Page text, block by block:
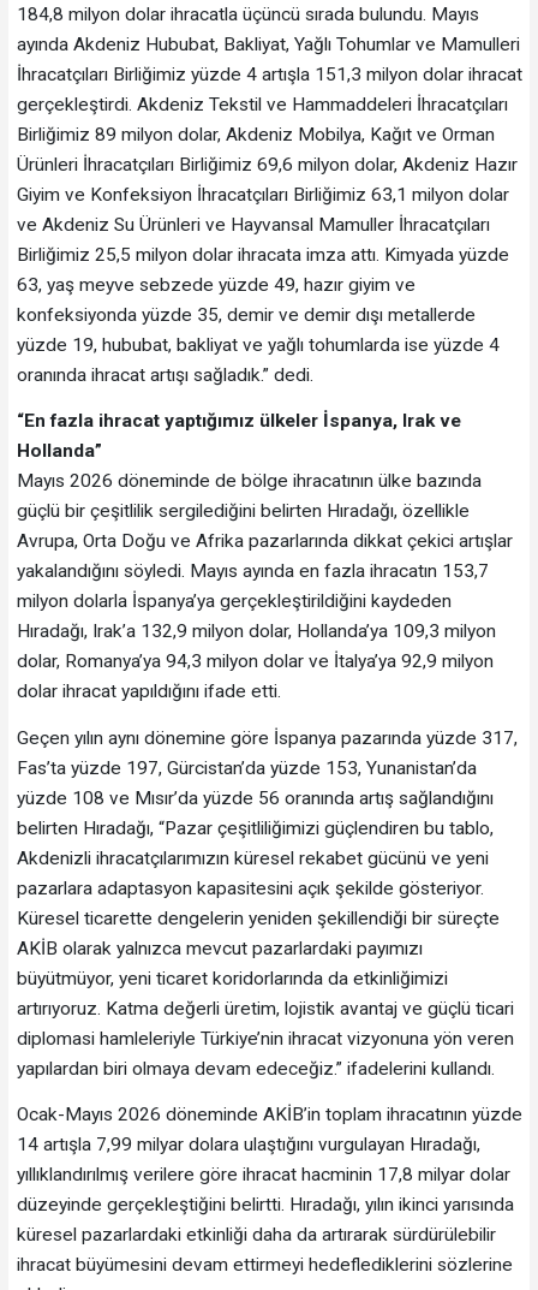
184,8 milyon dolar ihracatla üçüncü sırada bulundu. Mayıs
ayında Akdeniz Hububat, Bakliyat, Yağlı Tohumlar ve Mamulleri
İhracatçıları Birliğimiz yüzde 4 artışla 151,3 milyon dolar ihracat
gerçekleştirdi. Akdeniz Tekstil ve Hammaddeleri İhracatçıları
Birliğimiz 89 milyon dolar, Akdeniz Mobilya, Kağıt ve Orman
Ürünleri İhracatçıları Birliğimiz 69,6 milyon dolar, Akdeniz Hazır
Giyim ve Konfeksiyon İhracatçıları Birliğimiz 63,1 milyon dolar
ve Akdeniz Su Ürünleri ve Hayvansal Mamuller İhracatçıları
Birliğimiz 25,5 milyon dolar ihracata imza attı. Kimyada yüzde
63, yaş meyve sebzede yüzde 49, hazır giyim ve
konfeksiyonda yüzde 35, demir ve demir dışı metallerde
yüzde 19, hububat, bakliyat ve yağlı tohumlarda ise yüzde 4
oranında ihracat artışı sağladık.” dedi.
“En fazla ihracat yaptığımız ülkeler İspanya, Irak ve
Hollanda”
Mayıs 2026 döneminde de bölge ihracatının ülke bazında
güçlü bir çeşitlilik sergilediğini belirten Hıradağı, özellikle
Avrupa, Orta Doğu ve Afrika pazarlarında dikkat çekici artışlar
yakalandığını söyledi. Mayıs ayında en fazla ihracatın 153,7
milyon dolarla İspanya’ya gerçekleştirildiğini kaydeden
Hıradağı, Irak’a 132,9 milyon dolar, Hollanda’ya 109,3 milyon
dolar, Romanya’ya 94,3 milyon dolar ve İtalya’ya 92,9 milyon
dolar ihracat yapıldığını ifade etti.
Geçen yılın aynı dönemine göre İspanya pazarında yüzde 317,
Fas’ta yüzde 197, Gürcistan’da yüzde 153, Yunanistan’da
yüzde 108 ve Mısır’da yüzde 56 oranında artış sağlandığını
belirten Hıradağı, “Pazar çeşitliliğimizi güçlendiren bu tablo,
Akdenizli ihracatçılarımızın küresel rekabet gücünü ve yeni
pazarlara adaptasyon kapasitesini açık şekilde gösteriyor.
Küresel ticarette dengelerin yeniden şekillendiği bir süreçte
AKİB olarak yalnızca mevcut pazarlardaki payımızı
büyütmüyor, yeni ticaret koridorlarında da etkinliğimizi
artırıyoruz. Katma değerli üretim, lojistik avantaj ve güçlü ticari
diplomasi hamleleriyle Türkiye’nin ihracat vizyonuna yön veren
yapılardan biri olmaya devam edeceğiz.” ifadelerini kullandı.
Ocak-Mayıs 2026 döneminde AKİB’in toplam ihracatının yüzde
14 artışla 7,99 milyar dolara ulaştığını vurgulayan Hıradağı,
yıllıklandırılmış verilere göre ihracat hacminin 17,8 milyar dolar
düzeyinde gerçekleştiğini belirtti. Hıradağı, yılın ikinci yarısında
küresel pazarlardaki etkinliği daha da artırarak sürdürülebilir
ihracat büyümesini devam ettirmeyi hedeflediklerini sözlerine